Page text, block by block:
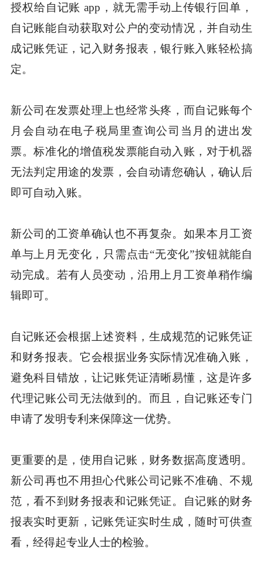
授权给自记账 app，就无需手动上传银行回单，
自记账能自动获取对公户的变动情况，并自动生
成记账凭证，记入财务报表，银行账入账轻松搞
定。
新公司在发票处理上也经常头疼，而自记账每个
月会自动在电子税局里查询公司当月的进出发
票。标准化的增值税发票能自动入账，对于机器
无法判定用途的发票，会自动请您确认，确认后
即可自动入账。
新公司的工资单确认也不再复杂。如果本月工资
单与上月无变化，只需点击“无变化”按钮就能自
动完成。若有人员变动，沿用上月工资单稍作编
辑即可。
自记账还会根据上述资料，生成规范的记账凭证
和财务报表。它会根据业务实际情况准确入账，
避免科目错放，让记账凭证清晰易懂，这是许多
代理记账公司无法做到的。而且，自记账还专门
申请了发明专利来保障这一优势。
更重要的是，使用自记账，财务数据高度透明。
新公司再也不用担心代账公司记账不准确、不规
范，看不到财务报表和记账凭证。自记账的财务
报表实时更新，记账凭证实时生成，随时可供查
看，经得起专业人士的检验。